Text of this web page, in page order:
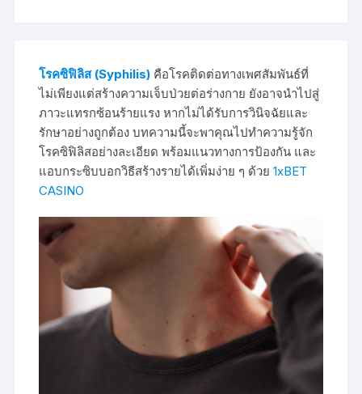
โรคซิฟิลิส (Syphilis) คือโรคติดต่อทางเพศสัมพันธ์ที่
ไม่เพียงแต่สร้างความเจ็บป่วยต่อร่างกาย ยังอาจนำไปสู่
ภาวะแทรกซ้อนร้ายแรง หากไม่ได้รับการวินิจฉัยและ
รักษาอย่างถูกต้อง บทความนี้จะพาคุณไปทำความรู้จัก
โรคซิฟิลิสอย่างละเอียด พร้อมแนวทางการป้องกัน และ
แอบกระซิบบอกวิธีสร้างรายได้เพิ่มง่าย ๆ ด้วย1xBET
CASINO